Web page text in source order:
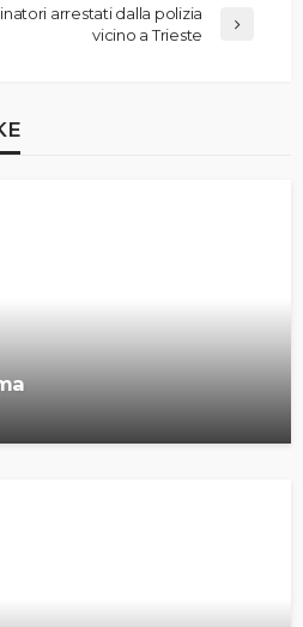
arrestati dalla polizia
vicino a Trieste